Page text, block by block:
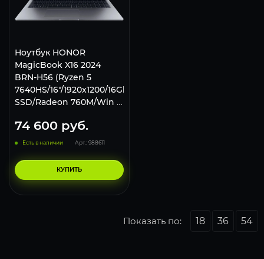
Ноутбук HONOR
MagicBook X16 2024
BRN-H56 (Ryzen 5
7640HS/16"/1920x1200/16Gb/1Tb
SSD/Radeon 760M/Win 11
74 600 руб.
Есть в наличии Арт.: 988611
КУПИТЬ
Показать по: 18 36 54